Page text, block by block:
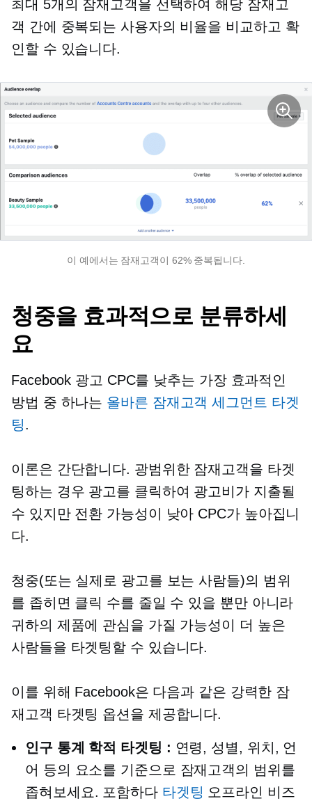
최대 5개의 잠재고객을 선택하여 해당 잠재고
객 간에 중복되는 사용자의 비율을 비교하고 확
인할 수 있습니다.
이 예에서는 잠재고객이 62% 중복됩니다.
청중을 효과적으로 분류하세
요
Facebook 광고 CPC를 낮추는 가장 효과적인
방법 중 하나는 올바른 잠재고객 세그먼트 타겟
팅.
이론은 간단합니다. 광범위한 잠재고객을 타겟
팅하는 경우 광고를 클릭하여 광고비가 지출될
수 있지만 전환 가능성이 낮아 CPC가 높아집니
다.
청중(또는 실제로 광고를 보는 사람들)의 범위
를 좁히면 클릭 수를 줄일 수 있을 뿐만 아니라
귀하의 제품에 관심을 가질 가능성이 더 높은
사람들을 타겟팅할 수 있습니다.
이를 위해 Facebook은 다음과 같은 강력한 잠
재고객 타겟팅 옵션을 제공합니다.
인구 통계 학적 타겟팅 : 연령, 성별, 위치, 언
어 등의 요소를 기준으로 잠재고객의 범위를
좁혀보세요. 포함하다 타겟팅 오프라인 비즈